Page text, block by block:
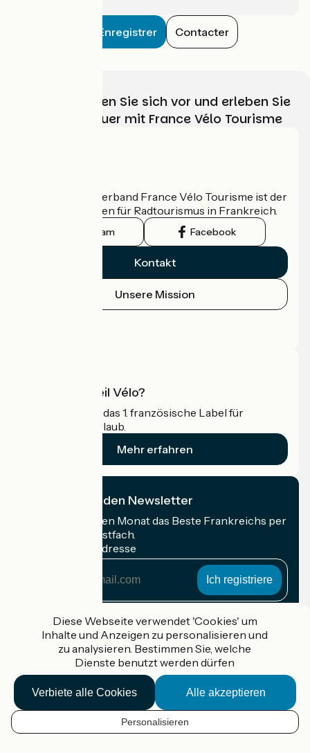
DE
Enregistrer Contacter
Wählen, bereiten Sie sich vor und erleben Sie
Ihr Radabenteuer mit France Vélo Tourisme
Der nationale Verband France Vélo Tourisme ist der
offizielle Leitfaden für Radtourismus in Frankreich.
Instagram Facebook
Kontakt
Unsere Mission
Was ist Accueil Vélo?
Accueil Vélo ist das 1. französische Label für
Radfahrer im Urlaub.
Mehr erfahren
Ich abonniere den Newsletter
Erhalten Sie jeden Monat das Beste Frankreichs per
Rad in Ihrem Postfach.
Meine E-Mail-Adresse
Adresse
Gefördert im Rahmen von Destination France
Accueil Vélo Pro
Kontakt
Rechtliche Informationen
Diese Webseite verwendet 'Cookies' um
Inhalte und Anzeigen zu personalisieren und
zu analysieren. Bestimmen Sie, welche
Dienste benutzt werden dürfen
Alle akzeptieren
Verbiete alle Cookies
Personalisieren